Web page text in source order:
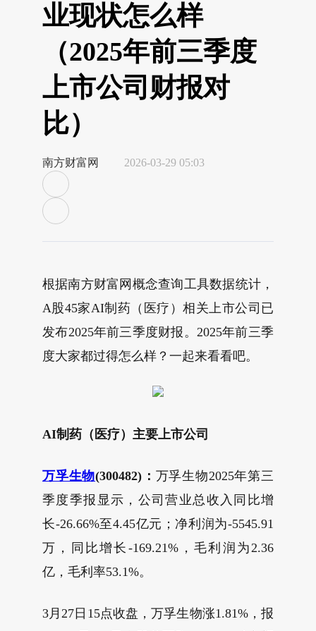
业现状怎么样
（2025年前三季度
上市公司财报对
比）
南方财富网 2026-03-29 05:03
根据南方财富网概念查询工具数据统计，
A股45家AI制药（医疗）相关上市公司已
发布2025年前三季度财报。2025年前三季
度大家都过得怎么样？一起来看看吧。
AI制药（医疗） 主要上市公司
万孚生物(300482)： 万孚生物2025年第三
季度季报显示，公司营业总收入同比增
长-26.66%至4.45亿元；净利润为-5545.91
万，同比增长-169.21%，毛利润为2.36
亿，毛利率53.1%。
3月27日15点收盘，万孚生物涨1.81%，报